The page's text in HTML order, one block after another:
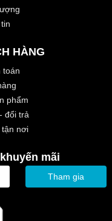
HÀNG
toán
phẩm
đổi trả
tận nơi
mãi
Tham gia